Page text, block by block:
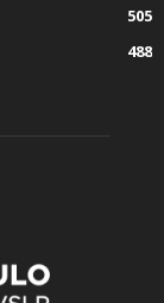
505
488